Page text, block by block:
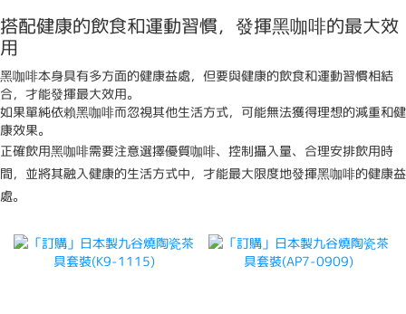
搭配健康的飲食和運動習慣，發揮黑咖啡的最大效
用
黑咖啡本身具有多方面的健康益處，但要與健康的飲食和運動習慣相結
合，才能發揮最大效用。
如果單純依賴黑咖啡而忽視其他生活方式，可能無法獲得理想的減重和健
康效果。
正確飲用黑咖啡需要注意選擇優質咖啡、控制攝入量、合理安排飲用時
間，並將其融入健康的生活方式中，才能最大限度地發揮黑咖啡的健康益
處。